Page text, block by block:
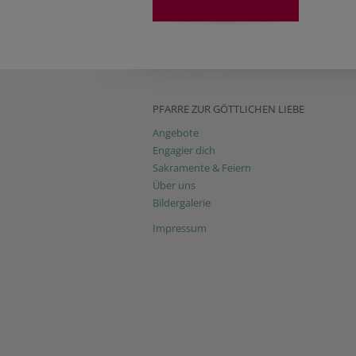
PFARRE ZUR GÖTTLICHEN LIEBE
Angebote
Engagier dich
Sakramente & Feiern
Über uns
Bildergalerie
Impressum